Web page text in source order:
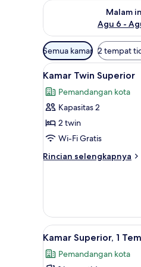
Malam
Agu 6 -
Periksa ketersediaan
Filter
tersedia
untuk
kamar
Semua kamar 2 tempat
Lihat
semua
foto
untuk
Kamar
Twin
Superior
5
Kamar Twin Superior
Pemandangan kota
Kapasitas 2
2 twin
Wi-Fi Gratis
Rincian selengkapnya
Rincian
Twin
Superior
Lihat
semua
foto
4
Kamar Superior, 1
Pemandangan kota